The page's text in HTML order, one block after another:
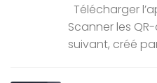
Télécharger
Scanner les
suivant, créé